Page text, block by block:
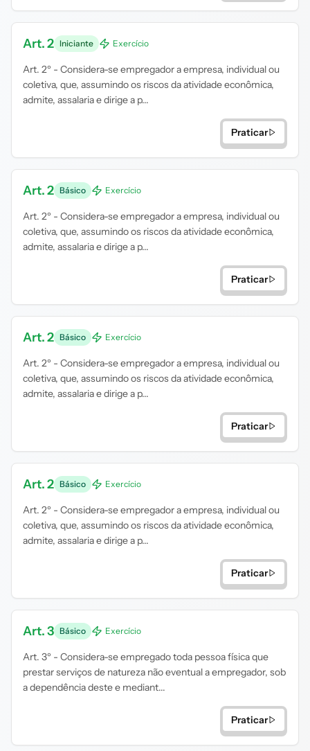
Art. 2 Iniciante Exercício
Art. 2º - Considera-se empregador a empresa, individual ou
coletiva, que, assumindo os riscos da atividade econômica,
admite, assalaria e dirige a p...
Praticar
Art. 2 Básico Exercício
Art. 2º - Considera-se empregador a empresa, individual ou
coletiva, que, assumindo os riscos da atividade econômica,
admite, assalaria e dirige a p...
Praticar
Art. 2 Básico Exercício
Art. 2º - Considera-se empregador a empresa, individual ou
coletiva, que, assumindo os riscos da atividade econômica,
admite, assalaria e dirige a p...
Praticar
Art. 2 Básico Exercício
Art. 2º - Considera-se empregador a empresa, individual ou
coletiva, que, assumindo os riscos da atividade econômica,
admite, assalaria e dirige a p...
Praticar
Art. 3 Básico Exercício
Art. 3º - Considera-se empregado toda pessoa física que
prestar serviços de natureza não eventual a empregador, sob
a dependência deste e mediant...
Praticar